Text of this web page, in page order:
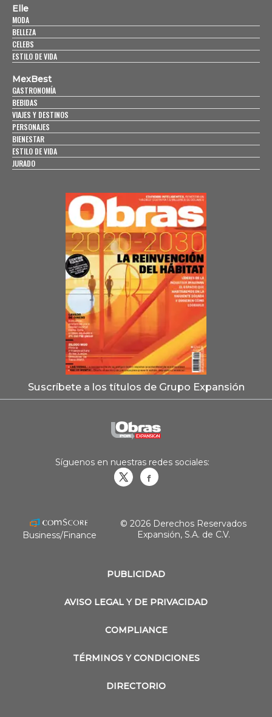
Elle
MODA
BELLEZA
CELEBS
ESTILO DE VIDA
MexBest
GASTRONOMÍA
BEBIDAS
VIAJES Y DESTINOS
PERSONAJES
BIENESTAR
ESTILO DE VIDA
JURADO
Suscríbete a los títulos de Grupo Expansión
PUBLICIDAD
AVISO LEGAL Y DE PRIVACIDAD
COMPLIANCE
TÉRMINOS Y CONDICIONES
DIRECTORIO
Síguenos en nuestras redes sociales:
Business/Finance
© 2026 Derechos Reservados
Expansión, S.A. de C.V.